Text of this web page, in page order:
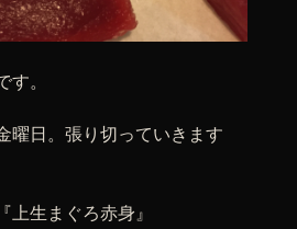
。
曜日。張り切っていきます
上生まぐろ赤身』